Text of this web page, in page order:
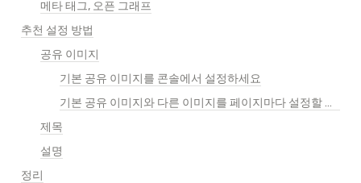
메타 태그, 오픈 그래프
추천 설정 방법
공유 이미지
기본 공유 이미지를 콘솔에서 설정하세요
기본 공유 이미지와 다른 이미지를 페이지마다 설정할 수 있습니다
제목
설명
정리